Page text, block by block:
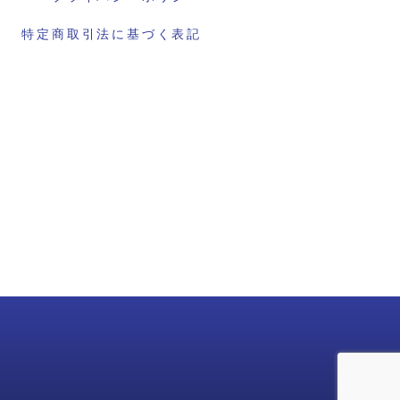
特定商取引法に基づく表記